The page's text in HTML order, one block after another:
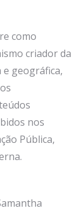
como
criador da
geográfica,
nos
Pública,